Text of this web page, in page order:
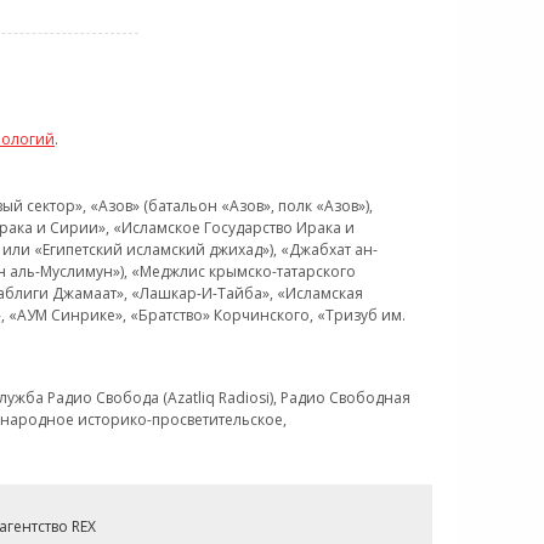
.
«Азов» (батальон «Азов», полк «Азов»),
и Сирии», «Исламское Государство Ирака и
«Египетский исламский джихад»), «Джабхат ан-
Муслимун»), «Меджлис крымско-татарского
Джамаат», «Лашкар-И-Тайба», «Исламская
Синрике», «Братство» Корчинского, «Тризуб им.
Радио Свобода (Azatliq Radiosi), Радио Свободная
историко-просветительское,
REX